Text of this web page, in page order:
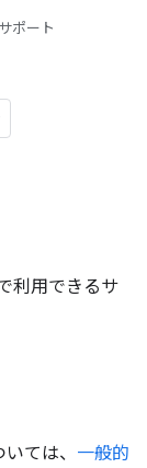
サポート
利用できるサ
ては、 一般的